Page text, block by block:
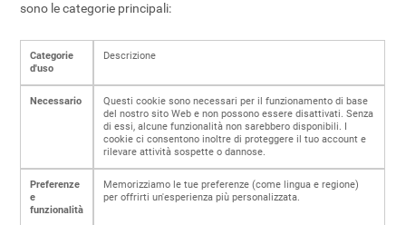
sono le categorie principali:
Categorie
d'uso
Descrizione
Necessario
Questi cookie sono necessari per il funzionamento di base
del nostro sito Web e non possono essere disattivati. Senza
di essi, alcune funzionalità non sarebbero disponibili. I
cookie ci consentono inoltre di proteggere il tuo account e
rilevare attività sospette o dannose.
Preferenze
e
funzionalità
Memorizziamo le tue preferenze (come lingua e regione)
per offrirti un'esperienza più personalizzata.